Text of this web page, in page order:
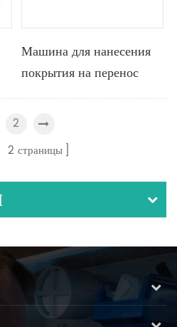
Машина для нанесения
покрытия на перенос
электрода с рулона для
2
2 страницы